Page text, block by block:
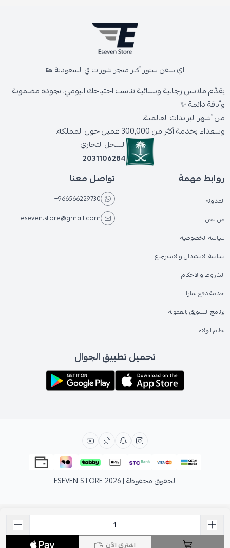
اشتري الآن
اي سفن ستور أكبر متجر شوزات في السعودية 👟
يقدّم ملابس رجالية ونسائية تناسب احتياجك اليومي، بجودة مضمونة
وأناقة دائمة ✨
من أشهر البراندات العالمية،
وسعداء بخدمة أكثر من 300,000 عميل حول المملكة.
السجل التجاري
2031106284
روابط مهمة
المدونة
من نحن
سياسة الخصوصية
سياسة الاستبدال والاسترجاع
الشروط والاحكام
خدمة دفع تمارا
برنامج التسويق بالعمولة
نظام الولاء
تواصل معنا
+966566229730
eseven.store@gmail.com
تحميل تطبيق الجوال
الحقوق محفوظة | 2026 ESEVEN STORE